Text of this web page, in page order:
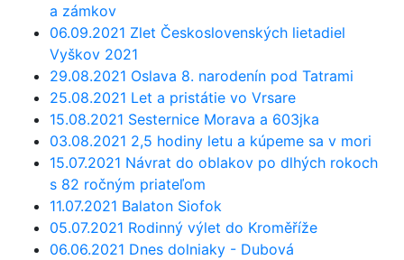
a zámkov
06.09.2021 Zlet Československých lietadiel
Vyškov 2021
29.08.2021 Oslava 8. narodenín pod Tatrami
25.08.2021 Let a pristátie vo Vrsare
15.08.2021 Sesternice Morava a 603jka
03.08.2021 2,5 hodiny letu a kúpeme sa v mori
15.07.2021 Návrat do oblakov po dlhých rokoch
s 82 ročným priateľom
11.07.2021 Balaton Siofok
05.07.2021 Rodinný výlet do Kroměříže
06.06.2021 Dnes dolniaky - Dubová